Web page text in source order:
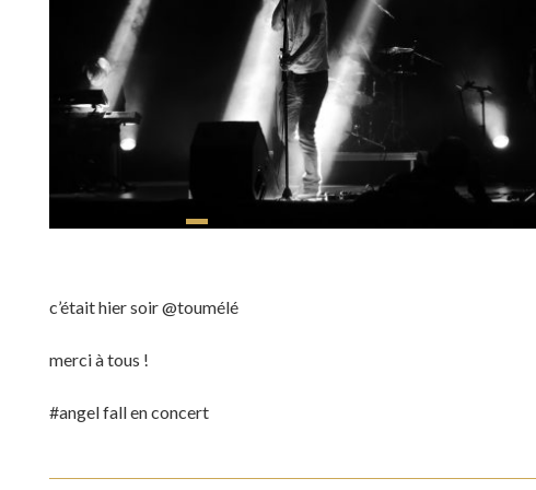
c’était hier soir @toumélé
merci à tous !
#angel fall en concert